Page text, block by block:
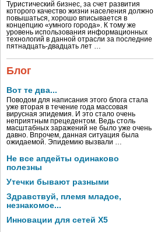
Туристический бизнес, за счет развития
которого качество жизни населения должно
повышаться, хорошо вписывается в
концепцию «умного города». К тому же
уровень использования информационных
технологий в данной отрасли за последние
пятнадцать-двадцать лет …
Блог
Вот те два...
Поводом для написания этого блога стала
уже вторая в течение года массовая
вирусная эпидемия. И это стало очень
неприятным прецедентом. Ведь столь
масштабных заражений не было уже очень
давно. Впрочем, данная ситуация была
ожидаемой. Эпидемию вызвали …
Не все апдейты одинаково
полезны
Утечки бывают разными
Здравствуй, племя младое,
незнакомое...
Инновации для сетей X5